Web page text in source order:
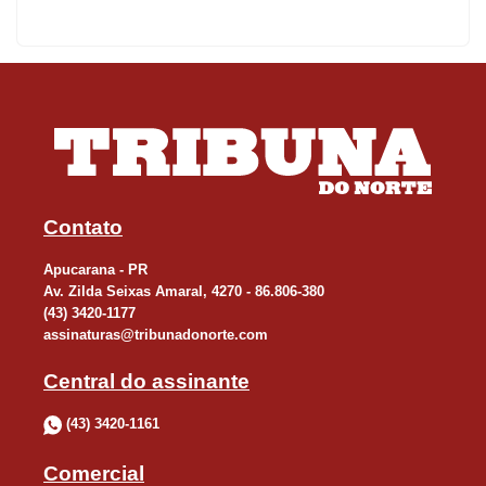
O cronograma segue a Instrução Normativa Conjunta nº
Educacional (Sude) da Secretaria Estadual da Educação.
Contato
Apucarana - PR
Av. Zilda Seixas Amaral, 4270 - 86.806-380
(43) 3420-1177
assinaturas@tribunadonorte.com
Central do assinante
(43) 3420-1161
Comercial